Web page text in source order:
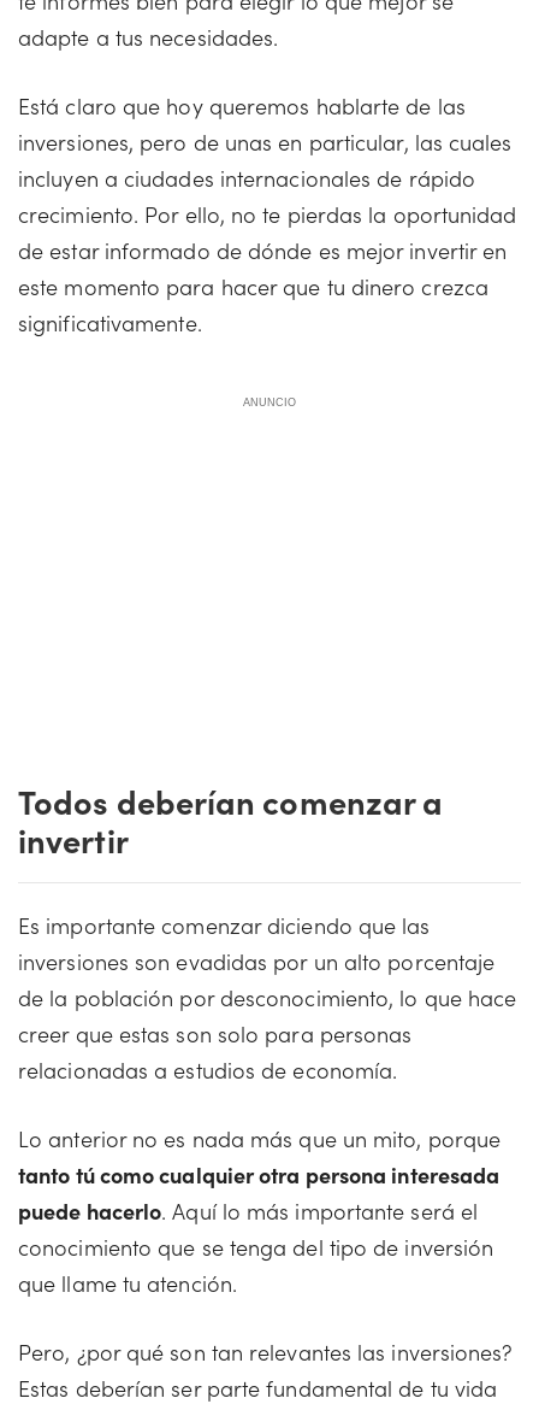
adapte a tus necesidades.
Está claro que hoy queremos hablarte de las
inversiones, pero de unas en particular, las cuales
incluyen a ciudades internacionales de rápido
crecimiento. Por ello, no te pierdas la oportunidad
de estar informado de dónde es mejor invertir en
este momento para hacer que tu dinero crezca
significativamente.
ANUNCIO
Todos deberían comenzar a
invertir
Es importante comenzar diciendo que las
inversiones son evadidas por un alto porcentaje
de la población por desconocimiento, lo que hace
creer que estas son solo para personas
relacionadas a estudios de economía.
Lo anterior no es nada más que un mito, porque
tanto tú como cualquier otra persona interesada
puede hacerlo. Aquí lo más importante será el
conocimiento que se tenga del tipo de inversión
que llame tu atención.
Pero, ¿por qué son tan relevantes las inversiones?
Estas deberían ser parte fundamental de tu vida